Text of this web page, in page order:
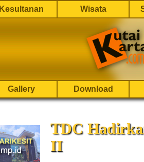
Kesultanan Wisata
Gallery Download
TDC
II